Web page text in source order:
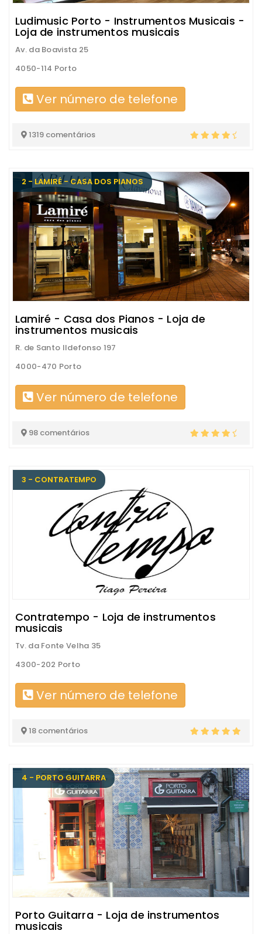
Ludimusic Porto - Instrumentos Musicais -
Loja de instrumentos musicais
Av. da Boavista 25
4050-114 Porto
Ver número de telefone
1319 comentários
2 - LAMIRÉ - CASA DOS PIANOS
Lamiré - Casa dos Pianos - Loja de
instrumentos musicais
R. de Santo Ildefonso 197
4000-470 Porto
Ver número de telefone
98 comentários
3 - CONTRATEMPO
Contratempo - Loja de instrumentos
musicais
Tv. da Fonte Velha 35
4300-202 Porto
Ver número de telefone
18 comentários
4 - PORTO GUITARRA
Porto Guitarra - Loja de instrumentos
musicais